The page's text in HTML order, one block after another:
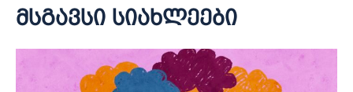
მსგავსი სიახლეები